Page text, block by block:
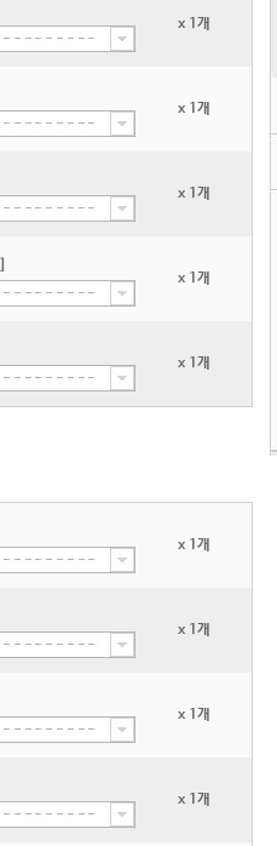
x 1개
x 1개
x 1개
x 1개
x 1개
x 1개
x 1개
x 1개
x 1개